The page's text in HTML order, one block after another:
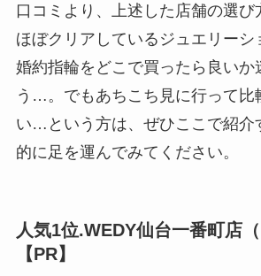
口コミより、上述した店舗の選び
ほぼクリアしているジュエリーシ
婚約指輪をどこで買ったら良いか
う…。でもあちこち見に行って比
い…という方は、ぜひここで紹介
的に足を運んでみてください。
人気1位.WEDY仙台一番町店（
【PR】